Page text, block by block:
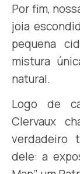
Por fim,
joia
pequena
mistura
natural.
Logo de
Clervaux
verdadeiro
dele: a